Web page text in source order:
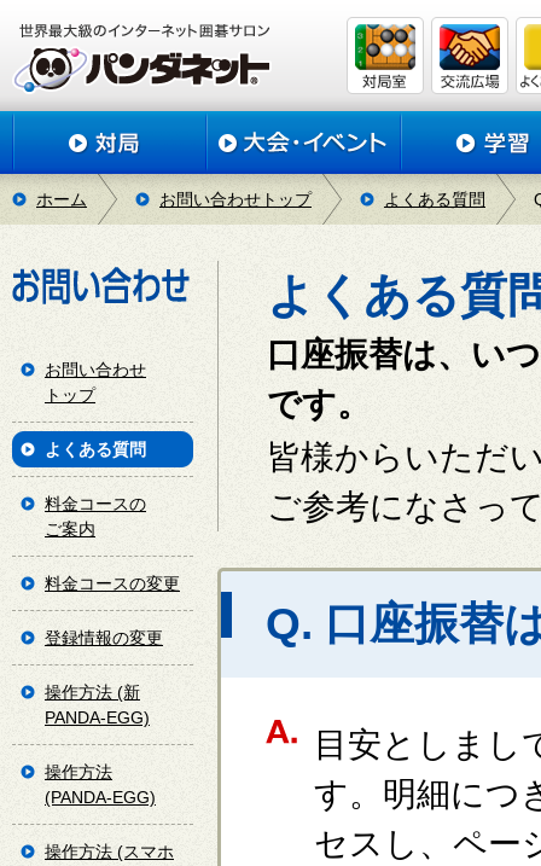
ホーム お問い合わせトップ よくある質問
よくある質
口座振替は、い
です。
皆様からいただ
ご参考になさっ
Q. 口座振替
目安としまし
す。明細につ
セスし、ペー
お問い合わせ
トップ
よくある質問
料金コースの
ご案内
料金コースの変更
登録情報の変更
操作方法 (新
PANDA-EGG)
操作方法
(PANDA-EGG)
操作方法 (スマホ